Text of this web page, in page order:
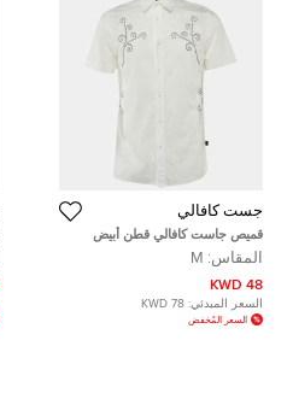
جست كافالي
قميص جاست كافالي قطن أبيض
مطرز ضيق مقاس ميديوم
المقاس: M
48 KWD
السعر المبدئي: 78 KWD
السعر المُخفض